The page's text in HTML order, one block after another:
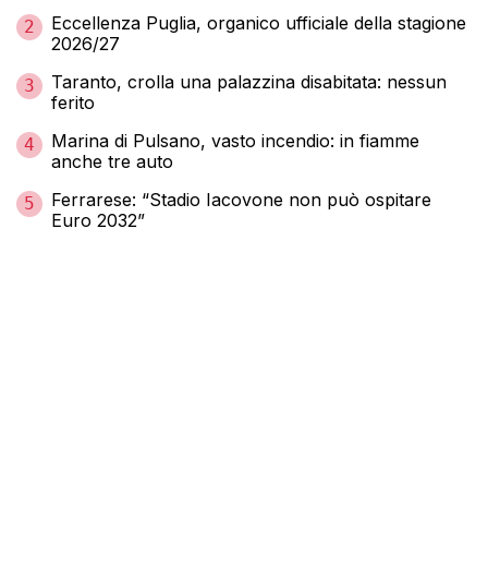
2
Eccellenza Puglia, organico ufficiale della stagione
2026/27
3
Taranto, crolla una palazzina disabitata: nessun
ferito
4
Marina di Pulsano, vasto incendio: in fiamme
anche tre auto
5
Ferrarese: “Stadio Iacovone non può ospitare
Euro 2032”